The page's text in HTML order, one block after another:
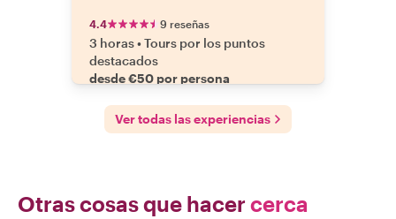
4.4 9 reseñas
3 horas•Tours por los puntos
destacados
desde €50 por persona
Ver todas las experiencias
Otras cosas que hacer cerca